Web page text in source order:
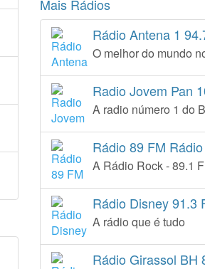
Mais Rádios
Rádio Antena 1
O melhor do mundo
Radio Jovem Pan
A radio número 1 do
Rádio 89 FM
A Rádio Rock - 89.1
Rádio Disney 91.3
A rádio que é tudo
Rádio Girassol BH